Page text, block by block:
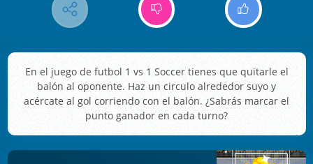
En el juego de futbol 1 vs 1 Soccer tienes que quitarle el
balón al oponente. Haz un circulo alrededor suyo y
acércate al gol corriendo con el balón. ¿Sabrás marcar el
punto ganador en cada turno?